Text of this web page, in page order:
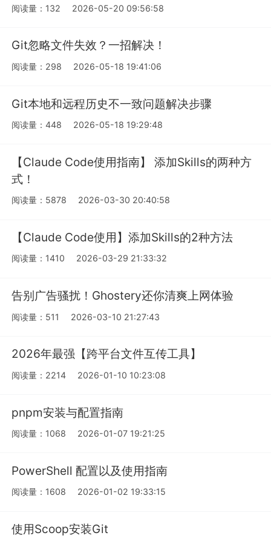
阅读量：132 2026-05-20 09:56:58
Git忽略文件失效？一招解决！
阅读量：298 2026-05-18 19:41:06
Git本地和远程历史不一致问题解决步骤
阅读量：448 2026-05-18 19:29:48
【Claude Code使用指南】 添加Skills的两种方
式！
阅读量：5878 2026-03-30 20:40:58
【Claude Code使用】添加Skills的2种方法
阅读量：1410 2026-03-29 21:33:32
告别广告骚扰！Ghostery还你清爽上网体验
阅读量：511 2026-03-10 21:27:43
2026年最强【跨平台文件互传工具】
阅读量：2214 2026-01-10 10:23:08
pnpm安装与配置指南
阅读量：1068 2026-01-07 19:21:25
PowerShell 配置以及使用指南
阅读量：1608 2026-01-02 19:33:15
使用Scoop安装Git